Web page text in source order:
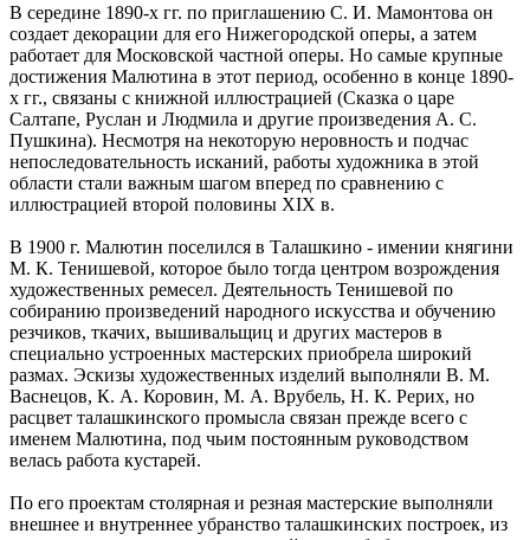
В середине 1890-х гг. по приглашению С. И. Мамонтова он
создает декорации для его Нижегородской оперы, а затем
работает для Московской частной оперы. Но самые крупные
достижения Малютина в этот период, особенно в конце 1890-
х гг., связаны с книжной иллюстрацией (Сказка о царе
Салтапе, Руслан и Людмила и другие произведения А. С.
Пушкина). Несмотря на некоторую неровность и подчас
непоследовательность исканий, работы художника в этой
области стали важным шагом вперед по сравнению с
иллюстрацией второй половины XIX в.
В 1900 г. Малютин поселился в Талашкино - имении княгини
М. К. Тенишевой, которое было тогда центром возрождения
художественных ремесел. Деятельность Тенишевой по
собиранию произведений народного искусства и обучению
резчиков, ткачих, вышивальщиц и других мастеров в
специально устроенных мастерских приобрела широкий
размах. Эскизы художественных изделий выполняли В. М.
Васнецов, К. А. Коровин, М. А. Врубель, Н. К. Рерих, но
расцвет талашкинского промысла связан прежде всего с
именем Малютина, под чьим постоянным руководством
велась работа кустарей.
По его проектам столярная и резная мастерские выполняли
внешнее и внутреннее убранство талашкинских построек, из